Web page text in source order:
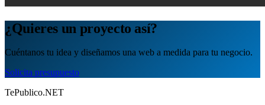
¿Quieres un proyecto así?
Cuéntanos tu idea y diseñamos una web a medida para tu negocio.
Solicita presupuesto
TePublico.NET